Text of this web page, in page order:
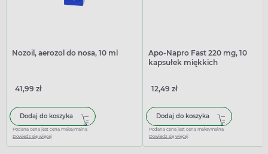
Nozoil, aerozol do nosa, 10 ml
41,99 zł
Dodaj do koszyka
Podana cena jest ceną maksymalną
Dowiedz się więcej
Apo-Napro Fast 220 mg, 10
kapsułek miękkich
12,49 zł
Dodaj do koszyka
Podana cena jest ceną maksymalną
Dowiedz się więcej